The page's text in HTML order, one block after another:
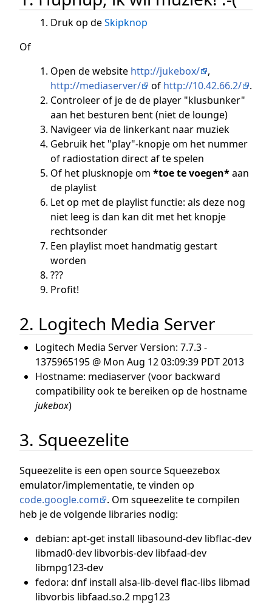
Druk op deSkipknop
Of
Open de website http://jukebox/
,
http://mediaserver/
of http://10.42.66.2/
.
Controleer of je de de player "klusbunker"
aan het besturen bent (niet de lounge)
Navigeer via de linkerkant naar muziek
Gebruik het "play"-knopje om het nummer
of radiostation direct af te spelen
Of het plusknopje om*toe te voegen*aan
de playlist
Let op met de playlist functie: als deze nog
niet leeg is dan kan dit met het knopje
rechtsonder
Een playlist moet handmatig gestart
worden
???
Profit!
2. Logitech Media Server
Logitech Media Server Version: 7.7.3 -
1375965195 @ Mon Aug 12 03:09:39 PDT 2013
Hostname: mediaserver (voor backward
compatibility ook te bereiken op de hostname
jukebox)
3. Squeezelite
Squeezelite is een open source Squeezebox
emulator/implementatie, te vinden op
code.google.com
. Om squeezelite te compilen
heb je de volgende libraries nodig:
debian: apt-get install libasound-dev libflac-dev
libmad0-dev libvorbis-dev libfaad-dev
libmpg123-dev
fedora: dnf install alsa-lib-devel flac-libs libmad
libvorbis libfaad.so.2 mpg123